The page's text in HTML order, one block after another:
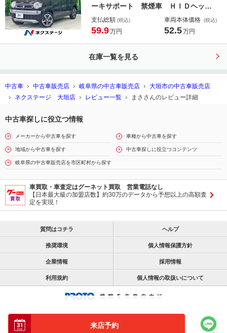
来店予約
ーキサポート 禁煙車 ＨＩＤヘッド
ライト 革巻きステアリング 純正１
５インチアルミ Ｂｌｕｅｔｏｏｔｈ
支払総額 (税込)
59.9万円
車両本体価格 (税込)
52.5万円
在庫一覧を見る
中古車 中古車販売店 岐阜県の中古車販売店
大垣市の中古車販売店
ネクステージ 大垣店
レビュー一覧 まささんのレビュー詳細
中古車探しに役立つ情報
メーカーから中古車を探す 車種から中古車を探す
地域から中古車を探す 中古車探しに役立つコンテンツ
岐阜県の中古車販売店を市区町村から探す
車買取・車査定はグーネット買取 営業電話なし
【日本最大級の加盟店数】約30万のデータから予想以上の高額査
定を実現！
質問はコチラ ヘルプ
推奨環境 個人情報保護方針
企業情報 採用情報
利用規約 個人情報の取扱いについて